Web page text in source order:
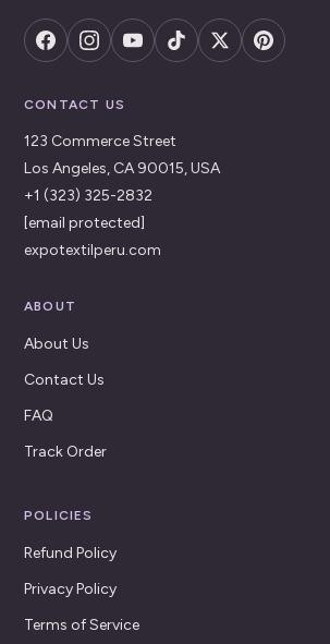
CONTACT US
123 Commerce Street
Los Angeles, CA 90015, USA
+1 (323) 325-2832
[email protected]
expotextilperu.com
ABOUT
About Us
Contact Us
FAQ
Track Order
POLICIES
Refund Policy
Privacy Policy
Terms of Service